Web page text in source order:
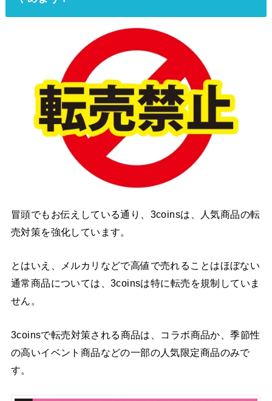
冒頭でもお伝えしている通り、3coinsは、人気商品の転
売対策を強化しています。
とはいえ、メルカリなどで高値で売れることはほぼない
通常商品については、3coinsは特に転売を規制していま
せん。
3coinsで転売対策される商品は、コラボ商品か、季節性
の高いイベント商品などの一部の人気限定商品のみで
す。